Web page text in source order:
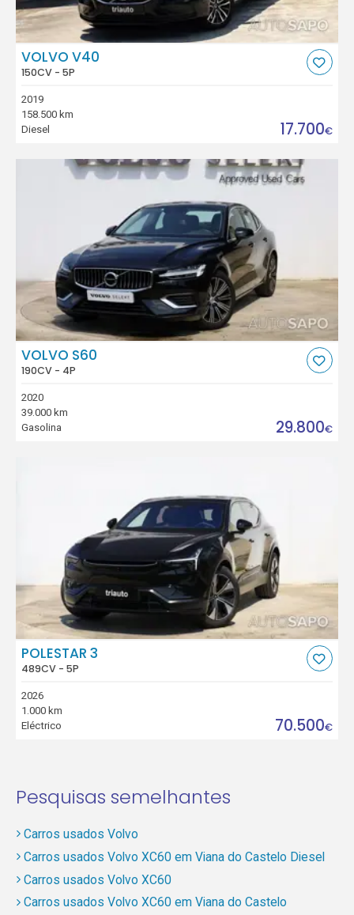
VOLVO V40
150CV - 5P
2019
158.500 km
Diesel
17.700€
VOLVO S60
190CV - 4P
2020
39.000 km
Gasolina
29.800€
POLESTAR 3
489CV - 5P
2026
1.000 km
Eléctrico
70.500€
Pesquisas semelhantes
Carros usados Volvo
Carros usados Volvo XC60 em Viana do Castelo Diesel
Carros usados Volvo XC60
Carros usados Volvo XC60 em Viana do Castelo